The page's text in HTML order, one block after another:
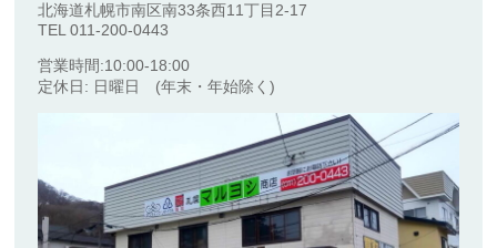
北海道札幌市南区南33条西11丁目2-17
TEL 011-200-0443
営業時間:10:00-18:00
定休日: 日曜日 (年末・年始除く)